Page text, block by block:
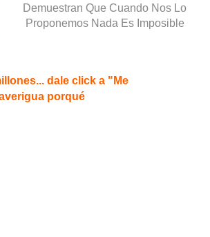
Demuestran Que Cuando Nos Lo
Proponemos Nada Es Imposible
dale click a "Me
porqué